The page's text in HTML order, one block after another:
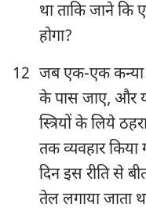
था ताकि जाने
होगा?
12 जब एक-एक कन्या
के पास जाए,
स्त्रियों के लिये
तक व्यवहार
दिन इस रीति से
तेल लगाया जाता